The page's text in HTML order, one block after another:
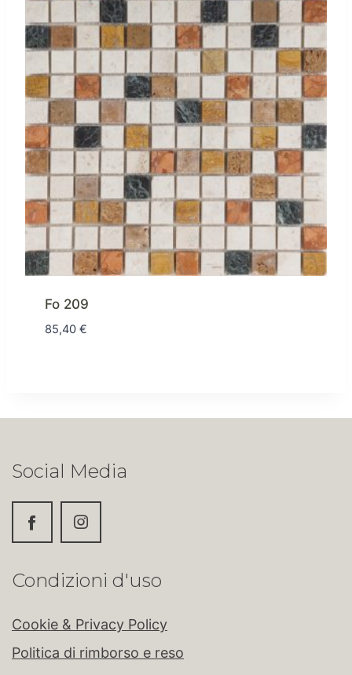
Fo 209
85,40 €
Social Media
Condizioni d'uso
Cookie & Privacy Policy
Politica di rimborso e reso